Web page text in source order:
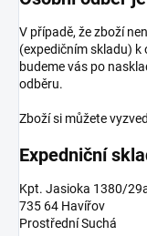
V případě, že zboží
(expedičním skladu) k
budeme vás po
odběru.
Zboží si můžete
Expedniční
Kpt. Jasioka 1380/
735 64 Havířov
Prostřední Suchá